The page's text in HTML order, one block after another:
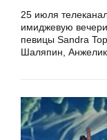
25 июля
имиджевую
певицы Sandra
Шаляпин,